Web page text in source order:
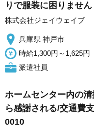
りで服装に困りません
株式会社ジェイウェイブ
兵庫県 神戸市
時給1,300円～1,625円
派遣社員
ホームセンター内の
ら感謝される/交通費
0010